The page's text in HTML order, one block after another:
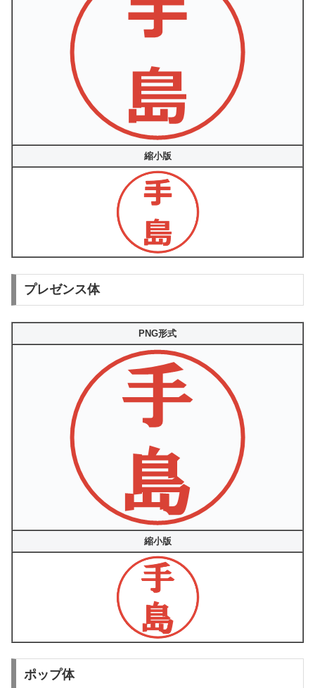
縮小版
プレゼンス体
PNG形式
縮小版
ポップ体